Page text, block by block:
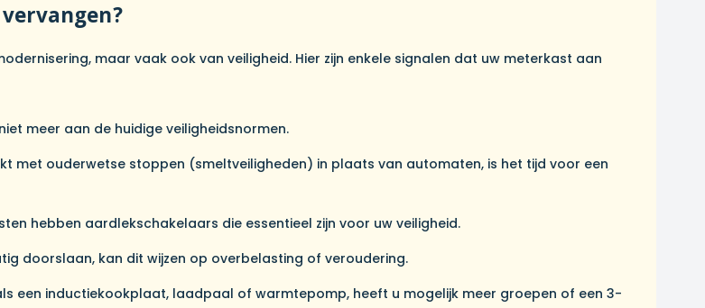
maar vaak ook van veiligheid. Hier zijn enkele signalen dat uw meterkast aan
meer aan de huidige veiligheidsnormen.
met ouderwetse stoppen (smeltveiligheden) in plaats van automaten, is het tijd voor een
hebben aardlekschakelaars die essentieel zijn voor uw veiligheid.
doorslaan, kan dit wijzen op overbelasting of veroudering.
een inductiekookplaat, laadpaal of warmtepomp, heeft u mogelijk meer groepen of een 3-